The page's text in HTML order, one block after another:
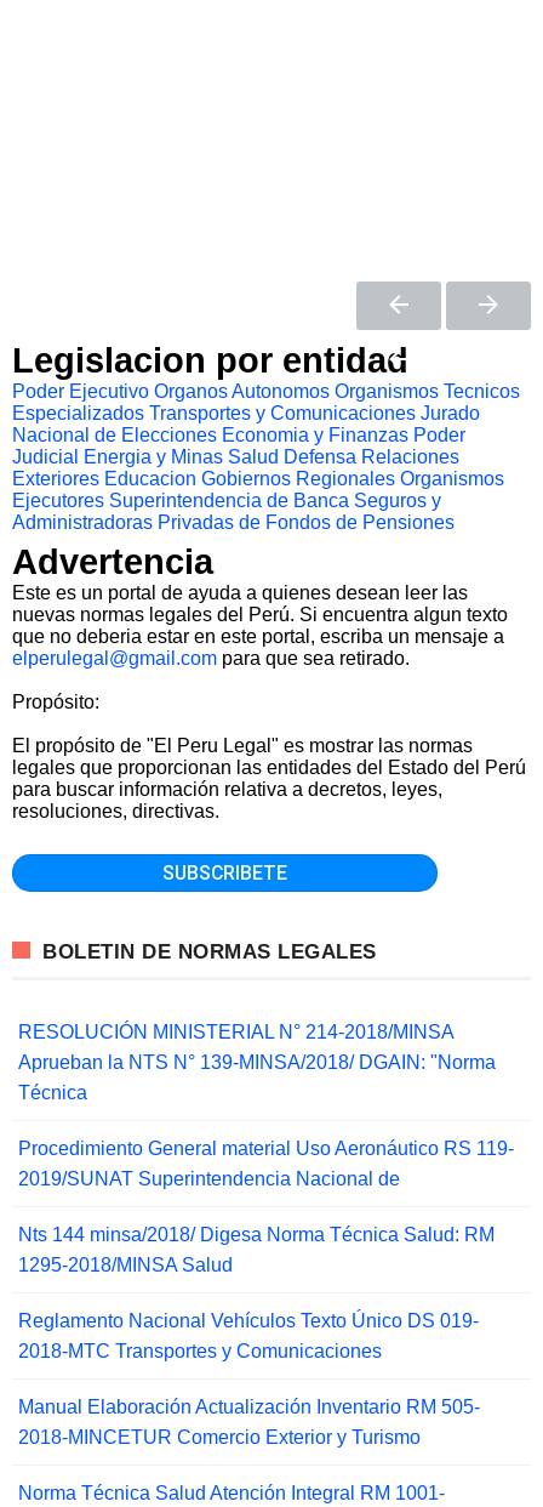
Legislacion por entidad
Poder Ejecutivo Organos Autonomos Organismos Tecnicos
Especializados Transportes y Comunicaciones Jurado
Nacional de Elecciones Economia y Finanzas Poder
Judicial
Energia y Minas Salud Defensa Relaciones
Exteriores Educacion Gobiernos Regionales Organismos
Ejecutores Superintendencia de Banca Seguros y
Administradoras Privadas de Fondos de Pensiones
Advertencia
Este es un portal de ayuda a quienes desean leer las
nuevas normas legales del Perú. Si encuentra algun texto
que no deberia estar en este portal, escriba un mensaje a
elperulegal@gmail.com para que sea retirado.
Propósito:
El propósito de "El Peru Legal" es mostrar las normas
legales que proporcionan las entidades del Estado del Perú
para buscar información relativa a decretos, leyes,
resoluciones, directivas.
BOLETIN DE NORMAS LEGALES
RESOLUCIÓN MINISTERIAL N° 214-2018/MINSA
Aprueban la NTS N° 139-MINSA/2018/ DGAIN: "Norma
Técnica
Procedimiento General material Uso Aeronáutico RS 119-
2019/SUNAT Superintendencia Nacional de
Nts 144 minsa/2018/ Digesa Norma Técnica Salud: RM
1295-2018/MINSA Salud
Reglamento Nacional Vehículos Texto Único DS 019-
2018-MTC Transportes y Comunicaciones
Manual Elaboración Actualización Inventario RM 505-
2018-MINCETUR Comercio Exterior y Turismo
Norma Técnica Salud Atención Integral RM 1001-